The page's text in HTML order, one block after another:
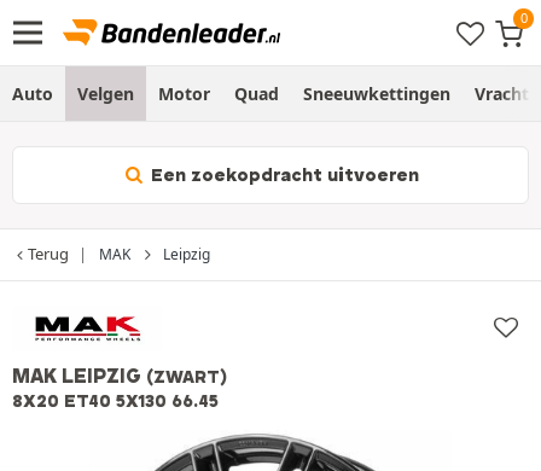
Auto Velgen Motor Quad Sneeuwkettingen
Een zoekopdracht uitvoeren
Terug MAK Leipzig
MAK LEIPZIG (ZWART)
8X20 ET40 5X130 66.45